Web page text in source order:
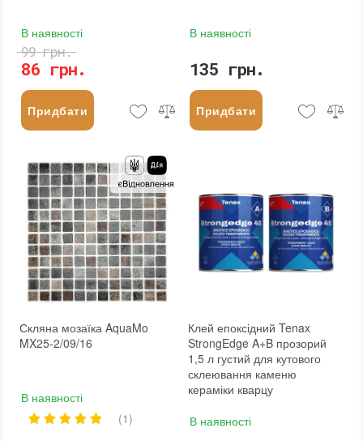
В наявності
86 грн.
99 грн.
Придбати
В наявності
135 грн.
Придбати
Скляна мозаїка AquaMo
MX25-2/09/16
В наявності
(1)
Клей епоксідний Tenax
StrongEdge A+B прозорий
1,5 л густий для кутового
склеювання каменю
кераміки кварцу
В наявності